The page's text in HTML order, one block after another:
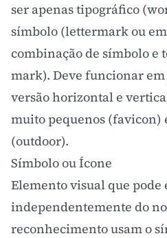
ser apenas tipográfico
símbolo (lettermark ou
combinação de símbolo e
mark). Deve funcionar
versão horizontal e
muito pequenos (favicon)
(outdoor).
Símbolo ou Ícone
Elemento visual que pode
independentemente do
reconhecimento usam o